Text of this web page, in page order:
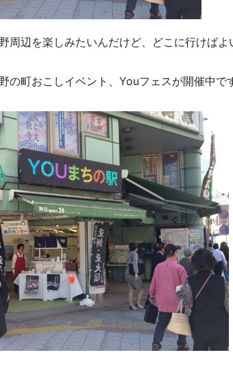
周辺を楽しみたいんだけど、どこに行けばよ
の町おこしイベント、Youフェスが開催中で